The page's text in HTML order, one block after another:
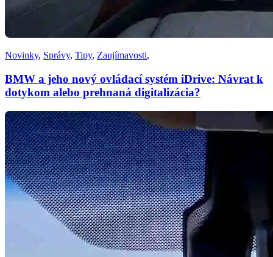
Novinky, Správy, Tipy, Zaujímavosti,
BMW a jeho nový ovládací systém iDrive: Návrat k
dotykom alebo prehnaná digitalizácia?